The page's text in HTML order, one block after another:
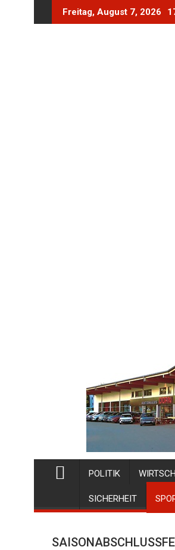
Freitag, August 7, 2026
POLITIK
SICHERHEIT